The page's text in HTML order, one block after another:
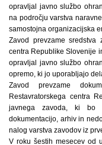
opravljal javno službo
na področju varstva
samostojna organizacijska
Zavod prevzame sredstva
centra Republike Slovenije
opravljal javno službo
opremo, ki jo uporabljajo
Zavod prevzame
Restavratorskega centra
javnega zavoda, ki bo
dokumentacijo, arhiv in
nalog varstva zavodov iz
V roku šestih mesecev od